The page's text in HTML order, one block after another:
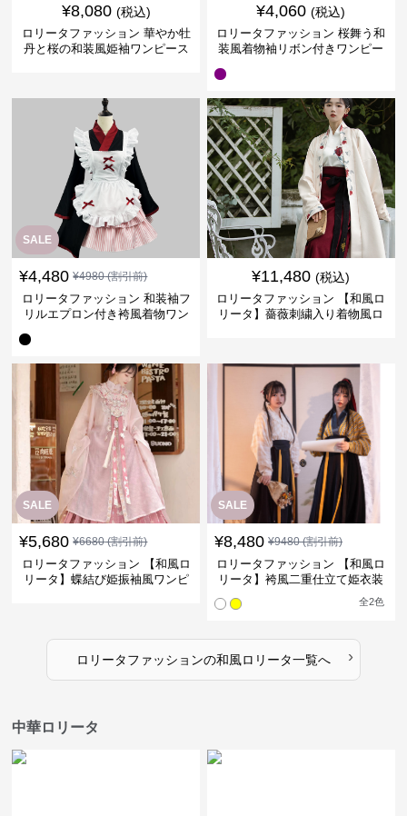
¥8,080 (税込)
ロリータファッション 華やか牡
丹と桜の和装風姫袖ワンピース
¥4,060 (税込)
ロリータファッション 桜舞う和
装風着物袖リボン付きワンピー
SALE
¥4,480 ¥4980(割引前)
ロリータファッション 和装袖フ
リルエプロン付き袴風着物ワン
¥11,480 (税込)
ロリータファッション 【和風ロ
リータ】薔薇刺繍入り着物風ロ
SALE
¥5,680 ¥6680(割引前)
ロリータファッション 【和風ロ
リータ】蝶結び姫振袖風ワンピ
SALE
¥8,480 ¥9480(割引前)
ロリータファッション 【和風ロ
リータ】袴風二重仕立て姫衣装
全2色
ロリータファッションの和風ロリータ一覧へ ›
中華ロリータ